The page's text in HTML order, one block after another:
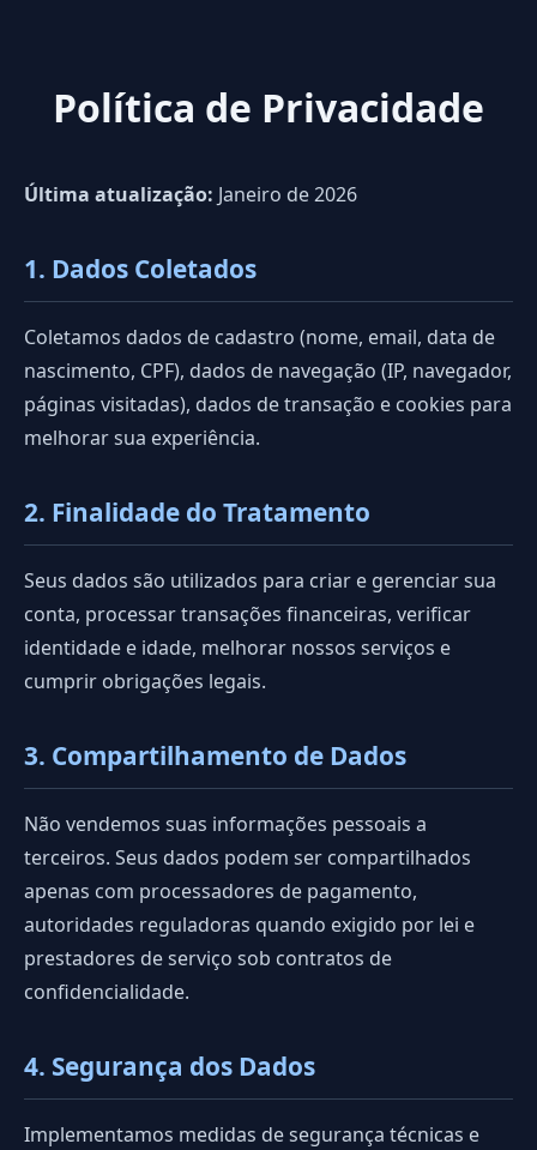
Política de Privacidade
Última atualização: Janeiro de 2026
1. Dados Coletados
Coletamos dados de cadastro (nome, email, data de
nascimento, CPF), dados de navegação (IP, navegador,
páginas visitadas), dados de transação e cookies para
melhorar sua experiência.
2. Finalidade do Tratamento
Seus dados são utilizados para criar e gerenciar sua
conta, processar transações financeiras, verificar
identidade e idade, melhorar nossos serviços e
cumprir obrigações legais.
3. Compartilhamento de Dados
Não vendemos suas informações pessoais a
terceiros. Seus dados podem ser compartilhados
apenas com processadores de pagamento,
autoridades reguladoras quando exigido por lei e
prestadores de serviço sob contratos de
confidencialidade.
4. Segurança dos Dados
Implementamos medidas de segurança técnicas e